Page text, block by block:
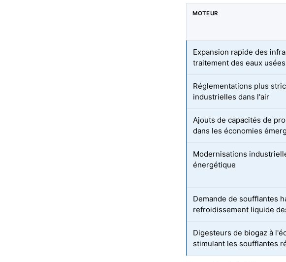
MOTEUR
Expansion rapide des
traitement des eaux usées
Réglementations plus
industrielles dans l'air
Ajouts de capacités de
dans les économies
Modernisations
énergétique
Demande de soufflantes
refroidissement liquide
Digesteurs de biogaz à
stimulant les soufflantes